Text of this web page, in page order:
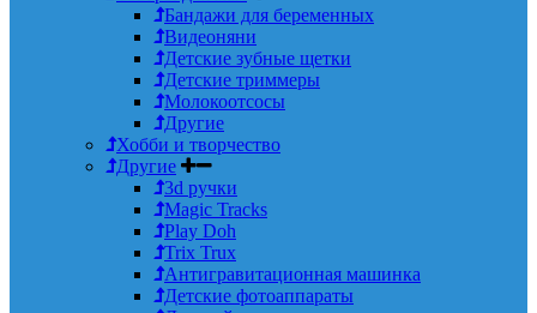
Бандажи для беременных
Видеоняни
Детские зубные щетки
Детские триммеры
Молокоотсосы
Другие
Хобби и творчество
Другие
3d ручки
Magic Tracks
Play Doh
Trix Trux
Антигравитационная машинка
Детские фотоаппараты